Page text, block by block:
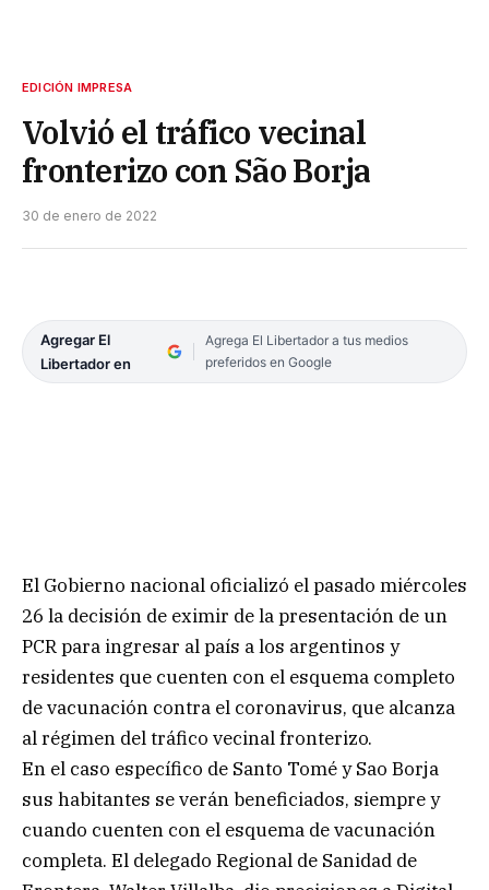
EDICIÓN IMPRESA
Volvió el tráfico vecinal
fronterizo con São Borja
30 de enero de 2022
Agregar El
Libertador en
Agrega El Libertador a tus medios
preferidos en Google
El Gobierno nacional oficializó el pasado miércoles
26 la decisión de eximir de la presentación de un
PCR para ingresar al país a los argentinos y
residentes que cuenten con el esquema completo
de vacunación contra el coronavirus, que alcanza
al régimen del tráfico vecinal fronterizo.
En el caso específico de Santo Tomé y Sao Borja
sus habitantes se verán beneficiados, siempre y
cuando cuenten con el esquema de vacunación
completa. El delegado Regional de Sanidad de